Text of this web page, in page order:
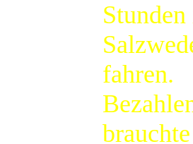
fahren.